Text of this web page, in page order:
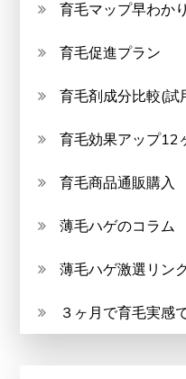
育毛マップ早わか
育毛促進プラン
育毛剤成分比較(試
育毛効果アップ12
育毛商品通販購入
薄毛ハゲのコラム
薄毛ハゲ激選リン
３ヶ月で育毛実感